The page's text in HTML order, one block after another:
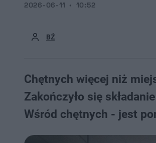
BŹ
2026-06-11 10:52
Chętnych więcej niż
Zakończyło się
Wśród chętnych - jest